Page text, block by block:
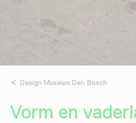
Design Museum Den Bosch
Vorm en